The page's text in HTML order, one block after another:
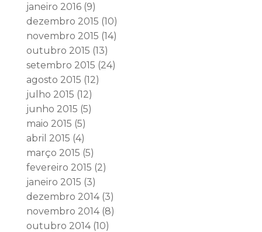
janeiro 2016(9)
dezembro 2015 (10)
novembro 2015 (14)
outubro 2015 (13)
setembro 2015 (24)
agosto 2015 (12)
julho 2015 (12)
junho 2015 (5)
maio 2015 (5)
abril 2015 (4)
março 2015 (5)
fevereiro 2015 (2)
janeiro 2015 (3)
dezembro 2014(3)
novembro 2014(8)
outubro 2014(10)